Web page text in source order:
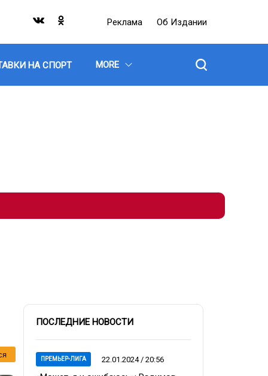
Реклама Об Издании
НА СПОРТ MORE
ПОСЛЕДНИЕ НОВОСТИ
ПРЕМЬЕР-ЛИГА 22.01.2024 / 20:56